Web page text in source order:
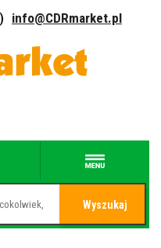
info@CDRmarket.pl
Wyszukaj